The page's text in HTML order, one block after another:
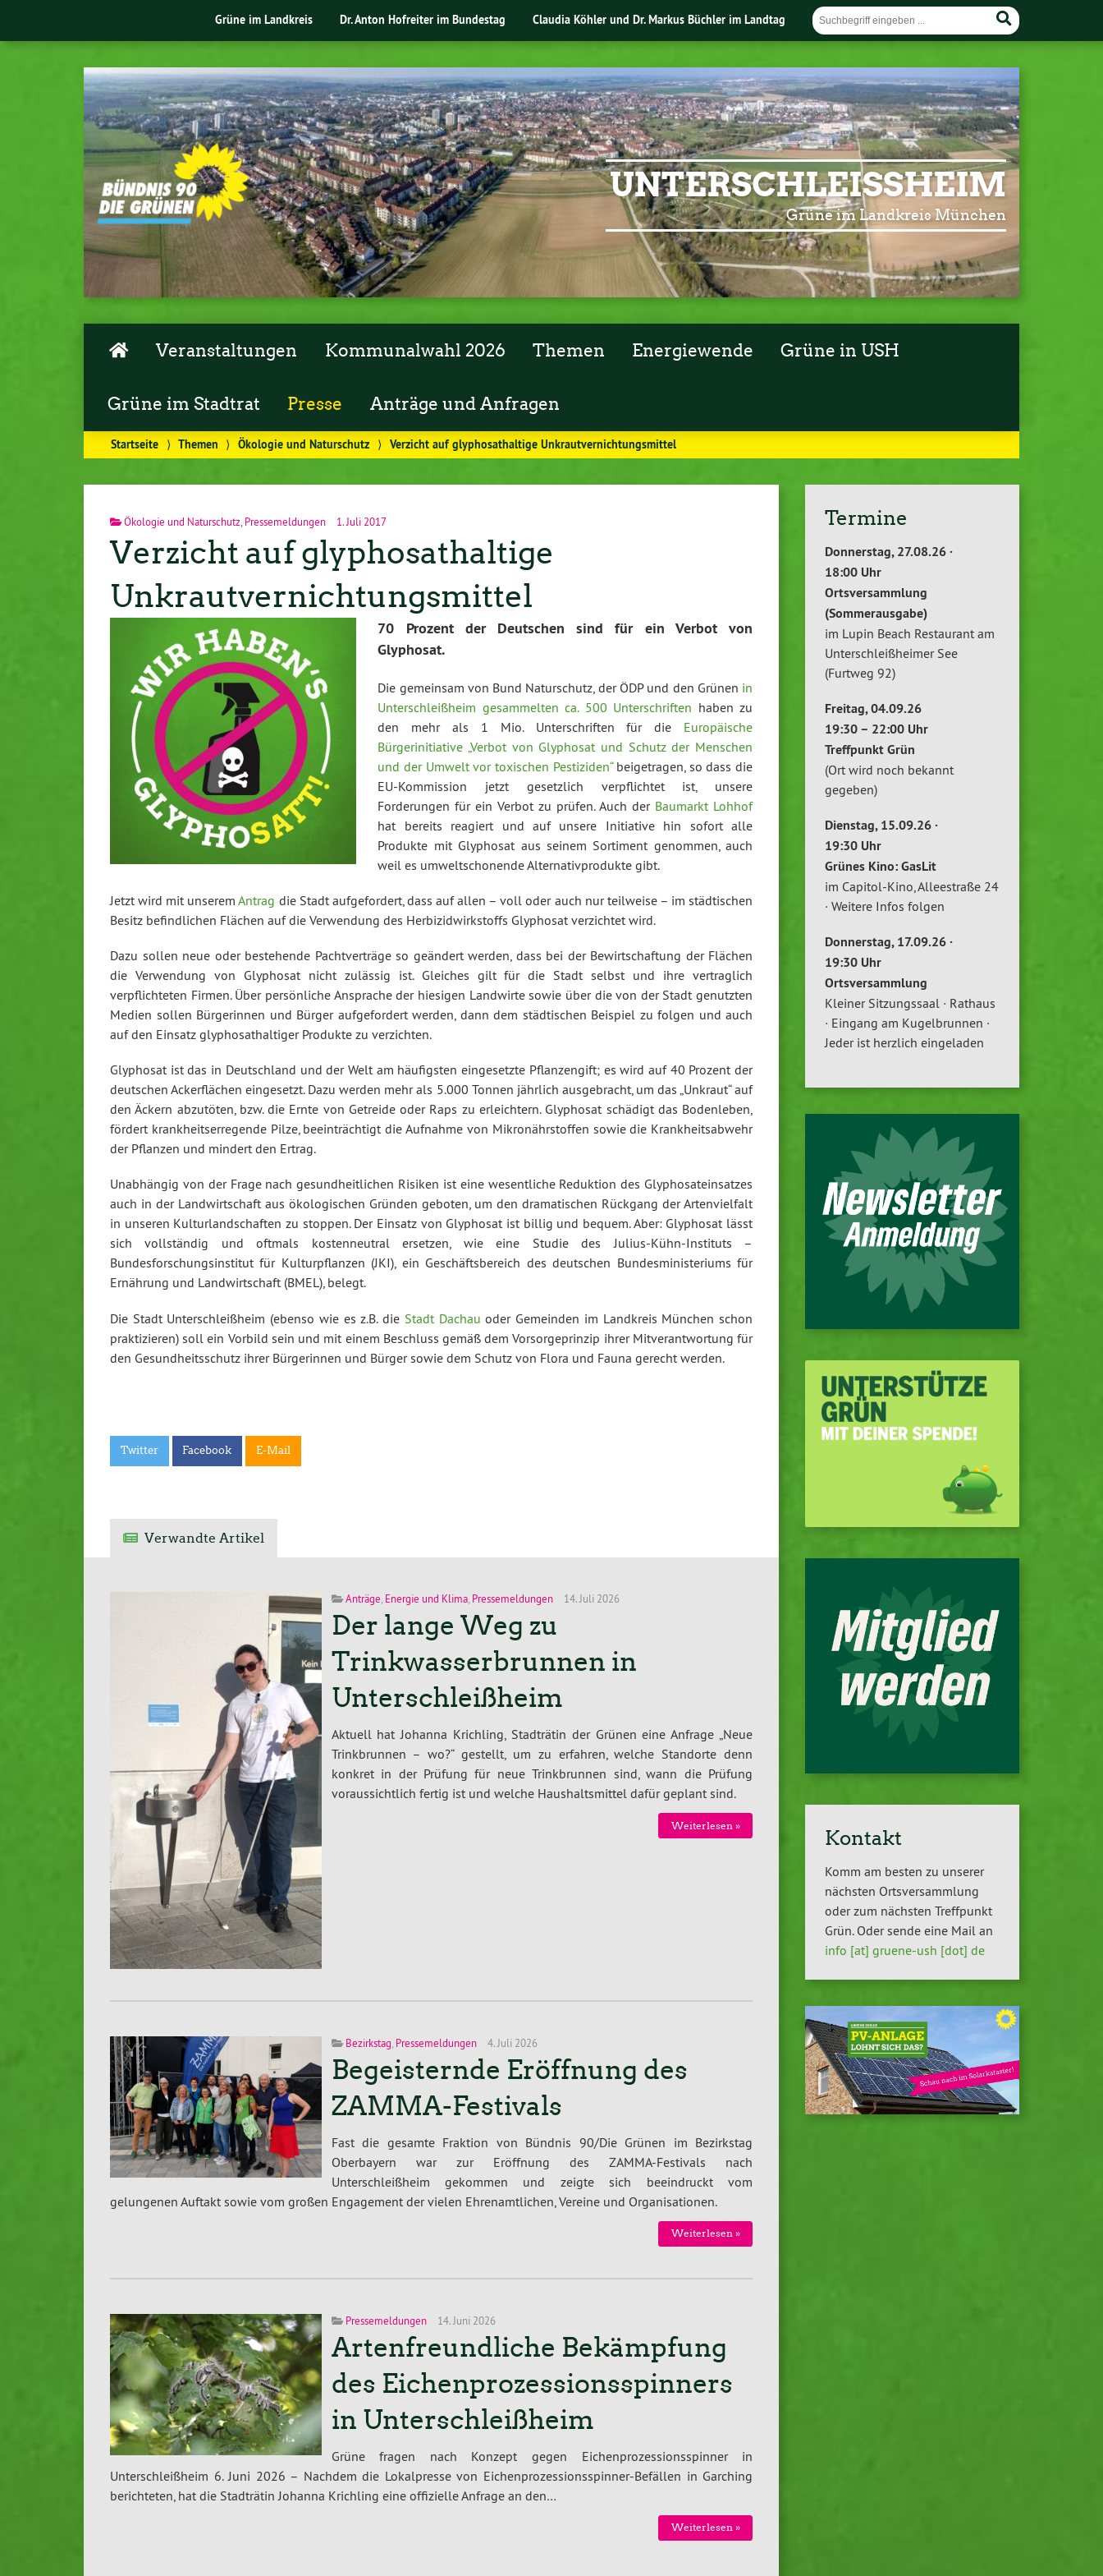
Grüne im Landkreis Dr. Anton Hofreiter im Bundestag Claudia Köhler und Dr. Markus Büchler im Landtag
UNTERSCHLEISSHEIM
Grüne im Landkreis München
Veranstaltungen Kommunalwahl 2026 Themen Energiewende Grüne in USH
Grüne im Stadtrat Presse Anträge und Anfragen
Startseite ⟩ Themen ⟩ Ökologie und Naturschutz ⟩ Verzicht auf glyphosathaltige Unkrautvernichtungsmittel
Ökologie und Naturschutz Pressemeldungen 1. Juli 2017
Verzicht auf glyphosathaltige
Unkrautvernichtungsmittel
70 Prozent der Deutschen sind für ein Verbot von
Glyphosat.
Die gemeinsam von Bund Naturschutz, der ÖDP und den Grünen in
Unterschleißheim gesammelten ca. 500 Unterschriften haben zu
den mehr als 1 Mio. Unterschriften für die Europäische
Bürgerinitiative „Verbot von Glyphosat und Schutz der Menschen
und der Umwelt vor toxischen Pestiziden“beigetragen, so dass die
EU-Kommission jetzt gesetzlich verpflichtet ist, unsere
Forderungen für ein Verbot zu prüfen. Auch der Baumarkt Lohhof
hat bereits reagiert und auf unsere Initiative hin sofort alle
Produkte mit Glyphosat aus seinem Sortiment genommen, auch
weil es umweltschonende Alternativprodukte gibt.
Jetzt wird mit unseremAntrag die Stadt aufgefordert, dass auf allen – voll oder auch nur teilweise – im städtischen
Besitz befindlichen Flächen auf die Verwendung des Herbizidwirkstoffs Glyphosat verzichtet wird.
Dazu sollen neue oder bestehende Pachtverträge so geändert werden, dass bei der Bewirtschaftung der Flächen
die Verwendung von Glyphosat nicht zulässig ist. Gleiches gilt für die Stadt selbst und ihre vertraglich
verpflichteten Firmen. Über persönliche Ansprache der hiesigen Landwirte sowie über die von der Stadt genutzten
Medien sollen Bürgerinnen und Bürger aufgefordert werden, dann dem städtischen Beispiel zu folgen und auch
auf den Einsatz glyphosathaltiger Produkte zu verzichten.
Glyphosat ist das in Deutschland und der Welt am häufigsten eingesetzte Pflanzengift; es wird auf 40 Prozent der
deutschen Ackerflächen eingesetzt. Dazu werden mehr als 5.000 Tonnen jährlich ausgebracht, um das „Unkraut“ auf
den Äckern abzutöten, bzw. die Ernte von Getreide oder Raps zu erleichtern. Glyphosat schädigt das Bodenleben,
fördert krankheitserregende Pilze, beeinträchtigt die Aufnahme von Mikronährstoffen sowie die Krankheitsabwehr
der Pflanzen und mindert den Ertrag.
Unabhängig von der Frage nach gesundheitlichen Risiken ist eine wesentliche Reduktion des Glyphosateinsatzes
auch in der Landwirtschaft aus ökologischen Gründen geboten, um den dramatischen Rückgang der Artenvielfalt
in unseren Kulturlandschaften zu stoppen. Der Einsatz von Glyphosat ist billig und bequem. Aber: Glyphosat lässt
sich vollständig und oftmals kostenneutral ersetzen, wie eine Studie des Julius-Kühn-Instituts –
Bundesforschungsinstitut für Kulturpflanzen (JKI), ein Geschäftsbereich des deutschen Bundesministeriums für
Ernährung und Landwirtschaft (BMEL), belegt.
Die Stadt Unterschleißheim (ebenso wie es z.B. die Stadt Dachau oder Gemeinden im Landkreis München schon
praktizieren) soll ein Vorbild sein und mit einem Beschluss gemäß dem Vorsorgeprinzip ihrer Mitverantwortung für
den Gesundheitsschutz ihrer Bürgerinnen und Bürger sowie dem Schutz von Flora und Fauna gerecht werden.
Twitter Facebook E-Mail
Verwandte Artikel
Anträge Energie und Klima, Pressemeldungen 14. Juli 2026
Der lange Weg zu
Trinkwasserbrunnen in
Unterschleißheim
Aktuell hat Johanna Krichling, Stadträtin der Grünen eine Anfrage „Neue
Trinkbrunnen – wo?“ gestellt, um zu erfahren, welche Standorte denn
konkret in der Prüfung für neue Trinkbrunnen sind, wann die Prüfung
voraussichtlich fertig ist und welche Haushaltsmittel dafür geplant sind.
Weiterlesen »
Bezirkstag Pressemeldungen 4. Juli 2026
Begeisternde Eröffnung des
ZAMMA-Festivals
Fast die gesamte Fraktion von Bündnis 90/Die Grünen im Bezirkstag
Oberbayern war zur Eröffnung des ZAMMA-Festivals nach
Unterschleißheim gekommen und zeigte sich beeindruckt vom
gelungenen Auftakt sowie vom großen Engagement der vielen Ehrenamtlichen, Vereine und Organisationen.
Weiterlesen »
Pressemeldungen 14. Juni 2026
Artenfreundliche Bekämpfung
des Eichenprozessionsspinners
in Unterschleißheim
Grüne fragen nach Konzept gegen Eichenprozessionsspinner in
Unterschleißheim 6. Juni 2026 – Nachdem die Lokalpresse von Eichenprozessionsspinner-Befällen in Garching
berichteten, hat die Stadträtin Johanna Krichling eine offizielle Anfrage an den…
Weiterlesen »
Termine
Donnerstag, 27.08.26 ·
18:00 Uhr
Ortsversammlung
(Sommerausgabe)
im Lupin Beach Restaurant am
Unterschleißheimer See
(Furtweg 92)
Freitag, 04.09.26
19:30 – 22:00 Uhr
Treffpunkt Grün
(Ort wird noch bekannt
gegeben)
Dienstag, 15.09.26 ·
19:30 Uhr
Grünes Kino: GasLit
im Capitol-Kino, Alleestraße 24
· Weitere Infos folgen
Donnerstag, 17.09.26 ·
19:30 Uhr
Ortsversammlung
Kleiner Sitzungssaal · Rathaus
· Eingang am Kugelbrunnen ·
Jeder ist herzlich eingeladen
Kontakt
Komm am besten zu unserer
nächsten Ortsversammlung
oder zum nächsten Treffpunkt
Grün. Oder sende eine Mail an
info [at] gruene-ush [dot] de